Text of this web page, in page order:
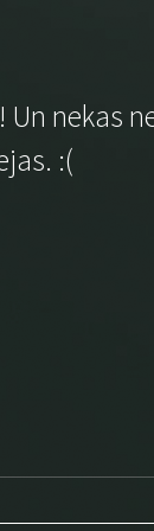
nekas
:(